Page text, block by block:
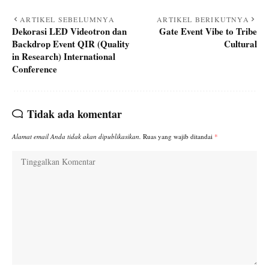
ARTIKEL SEBELUMNYA
Dekorasi LED Videotron dan
Backdrop Event QIR (Quality
in Research) International
Conference
ARTIKEL BERIKUTNYA
Gate Event Vibe to Tribe
Cultural
Tidak ada komentar
Alamat email Anda tidak akan dipublikasikan. Ruas yang wajib ditandai *